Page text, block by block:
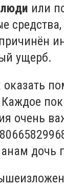
или
ущерб.
оказать
очень
дочь